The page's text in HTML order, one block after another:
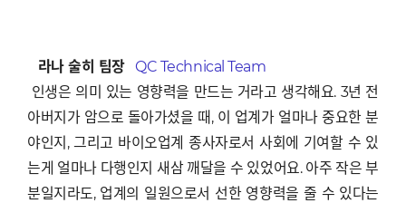
라나 술히 팀장 QC Technical Team
인생은 의미 있는 영향력을 만드는 거라고 생각해요. 3년 전
아버지가 암으로 돌아가셨을 때, 이 업계가 얼마나 중요한 분
야인지, 그리고 바이오업계 종사자로서 사회에 기여할 수 있
는게 얼마나 다행인지 새삼 깨달을 수 있었어요. 아주 작은 부
분일지라도, 업계의 일원으로서 선한 영향력을 줄 수 있다는